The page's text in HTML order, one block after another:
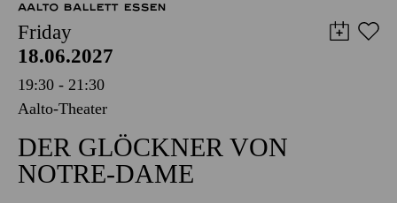
AALTO BALLETT ESSEN
Friday
18.06.2027
19:30 - 21:30
Aalto-Theater
DER GLÖCKNER VON
NOTRE-DAME